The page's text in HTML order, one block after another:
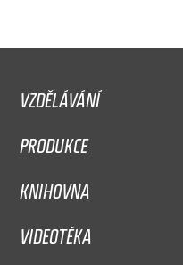
VZDĚLÁVÁNÍ
PRODUKCE
KNIHOVNA
VIDEOTÉKA